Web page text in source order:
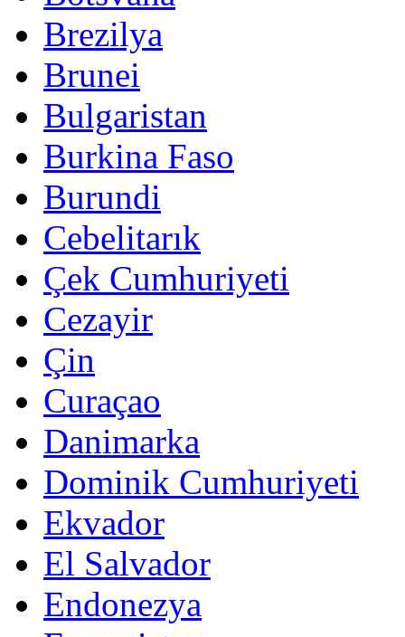
Brezilya
Brunei
Bulgaristan
Burkina Faso
Burundi
Cebelitarık
Çek Cumhuriyeti
Cezayir
Çin
Curaçao
Danimarka
Dominik Cumhuriyeti
Ekvador
El Salvador
Endonezya